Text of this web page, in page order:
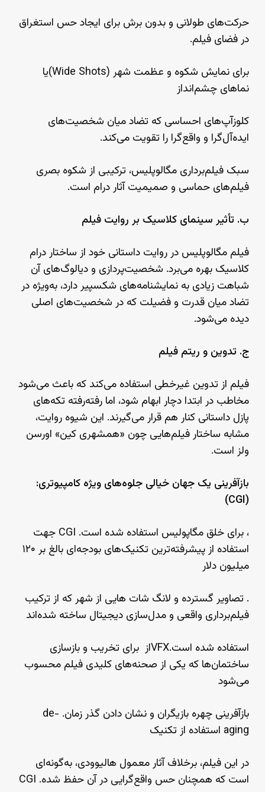
حرکت‌های طولانی و بدون برش برای ایجاد حس استغراق
در فضای فیلم.
برای نمایش شکوه و عظمت شهر (Wide Shots)یا
نماهای چشم‌انداز
کلوزآپ‌های احساسی که تضاد میان شخصیت‌های
ایده‌آل‌گرا و واقع‌گرا را تقویت می‌کند.
سبک فیلم‌برداری مگالوپلیس، ترکیبی از شکوه بصری
فیلم‌های حماسی و صمیمیت آثار درام است.
ب. تأثیر سینمای کلاسیک بر روایت فیلم
فیلم مگالوپلیس در روایت داستانی خود از ساختار درام
کلاسیک بهره می‌برد. شخصیت‌پردازی و دیالوگ‌های آن
شباهت زیادی به نمایشنامه‌های شکسپیر دارد، به‌ویژه در
تضاد میان قدرت و فضیلت که در شخصیت‌های اصلی
دیده می‌شود.
ج. تدوین و ریتم فیلم
فیلم از تدوین غیرخطی استفاده می‌کند که باعث می‌شود
مخاطب در ابتدا دچار ابهام شود، اما رفته‌رفته تکه‌های
پازل داستانی کنار هم قرار می‌گیرند. این شیوه روایت،
مشابه ساختار فیلم‌هایی چون «همشهری کین» اورسن
ولز است.
بازآفرینی یک جهان خیالی جلوه‌های ویژه کامپیوتری:
(CGI)
، برای خلق مگاپولیس استفاده شده است. CGI جهت
استفاده از پیشرفته‌ترین تکنیک‌های بودجه‌ای بالغ بر ۱۲۰
میلیون دلار
. تصاویر گسترده و لانگ شات هایی از شهر که از ترکیب
فیلم‌برداری واقعی و مدل‌سازی دیجیتال ساخته شده‌اند
استفاده شده است.VFXاز برای تخریب و بازسازی
ساختمان‌ها که یکی از صحنه‌های کلیدی فیلم محسوب
می‌شود
بازآفرینی چهره بازیگران و نشان دادن گذر زمان. de-
aging استفاده از تکنیک
در این فیلم، برخلاف آثار معمول هالیوودی، به‌گونه‌ای
است که همچنان حس واقع‌گرایی در آن حفظ شده. CGI